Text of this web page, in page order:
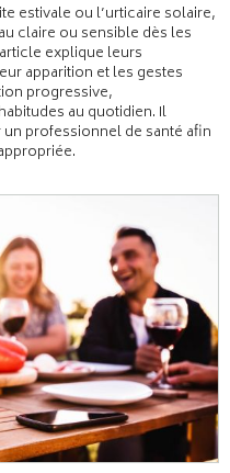
estivale ou l’urticaire solaire,
claire ou sensible dès les
explique leurs
apparition et les gestes
progressive,
au quotidien. Il
professionnel de santé afin